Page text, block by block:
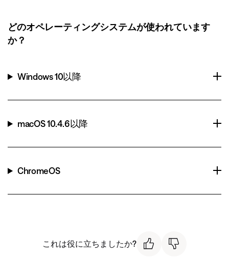
どのオペレーティングシステムが使われています
か？
Windows 10以降
macOS 10.4.6以降
ChromeOS
これは役に立ちましたか?